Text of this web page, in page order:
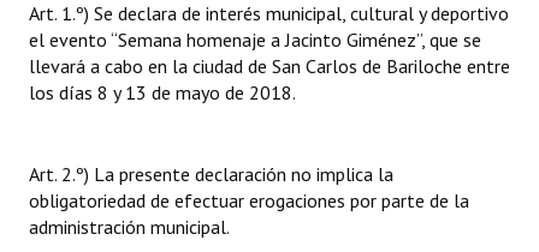
Art. 1.º) Se declara de interés municipal, cultural y deportivo
el evento “Semana homenaje a Jacinto Giménez”, que se
llevará a cabo en la ciudad de San Carlos de Bariloche entre
los días 8 y 13 de mayo de 2018.
Art. 2.º) La presente declaración no implica la
obligatoriedad de efectuar erogaciones por parte de la
administración municipal.